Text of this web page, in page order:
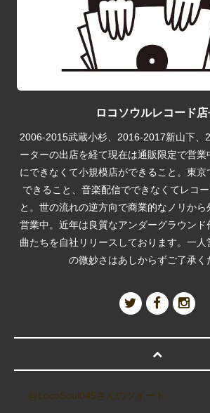
ロコソウルレコード
2006-2015武蔵小杉、2016-2017新山下、
ーターの出店を経て現在は通販限定で営
にできなくて小規模店ができること。東
できること、音楽配信でできなくてレコ
と。世の流れの逆方向で商業的なノリから
営業中。近年は良質なアンダーグラウン
曲たちを自社リリースしております。一人
の微妙さはあしからずご了承く
@LocoSoul045さんのツイート